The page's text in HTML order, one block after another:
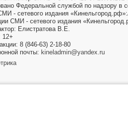
Федеральной службой по надзору
- сетевого издания
СМИ - сетевого издания
Елистратова В.Е.
12+
8 (846-63) 2-18-80
почты: kineladmin@yandex.ru